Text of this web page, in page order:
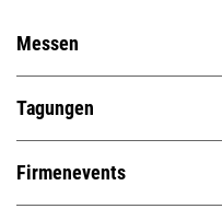
Messen
Tagungen
Firmenevents